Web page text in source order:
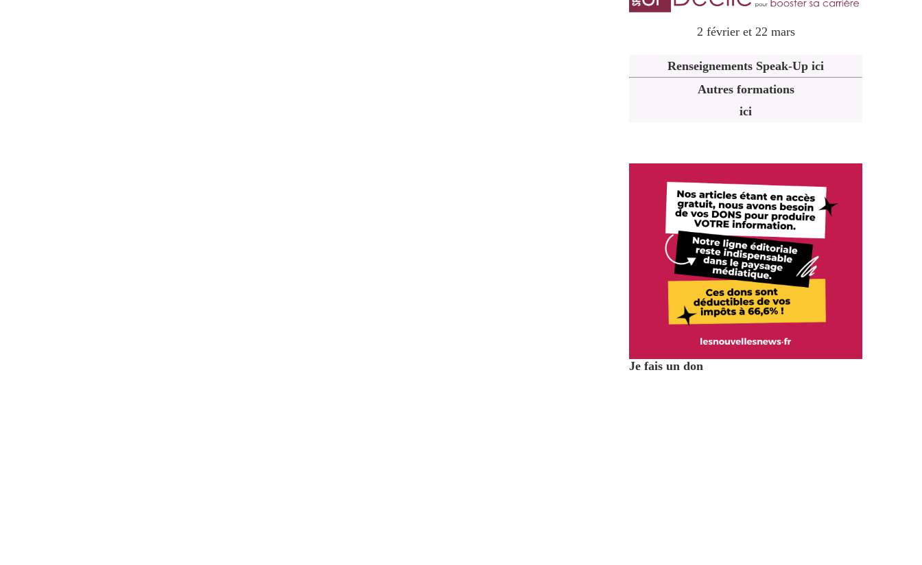
2 février et 22 mars
Renseignements Speak-Up ici
Autres formations
ici
Je fais un don